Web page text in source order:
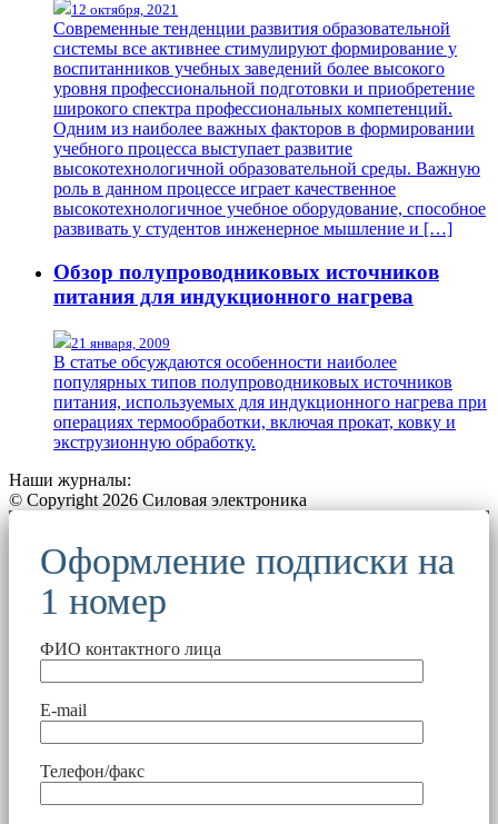
12 октября, 2021
Современные тенденции развития образовательной
системы все активнее стимулируют формирование у
воспитанников учебных заведений более высокого
уровня профессиональной подготовки и приобретение
широкого спектра профессиональных компетенций.
Одним из наиболее важных факторов в формировании
учебного процесса выступает развитие
высокотехнологичной образовательной среды. Важную
роль в данном процессе играет качественное
высокотехнологичное учебное оборудование, способное
развивать у студентов инженерное мышление и […]
Обзор полупроводниковых источников
питания для индукционного нагрева
21 января, 2009
В статье обсуждаются особенности наиболее
популярных типов полупроводниковых источников
питания, используемых для индукционного нагрева при
операциях термообработки, включая прокат, ковку и
экструзионную обработку.
Наши журналы:
© Copyright 2026 Силовая электроника
Оформление подписки на
1 номер
ФИО контактного лица
E-mail
Телефон/факс